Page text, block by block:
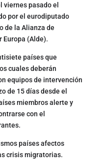
viernes pasado el
por el eurodiputado
de la Alianza de
Europa (Alde).
países que
cuales deberán
equipos de intervención
de 15 días desde el
miembros alerte y
con el
países afectos
crisis migratorias.